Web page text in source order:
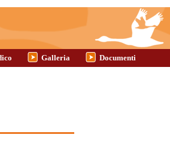
Galleria Documenti